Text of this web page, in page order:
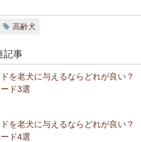
高齢犬
記事
を老犬に与えるならどれが良い？
ド3選
を老犬に与えるならどれが良い？
ド4選